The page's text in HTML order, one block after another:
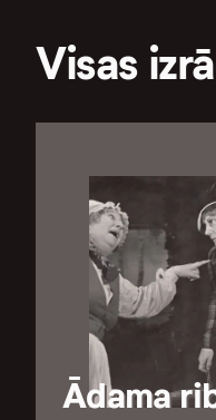
Visas
Ādama